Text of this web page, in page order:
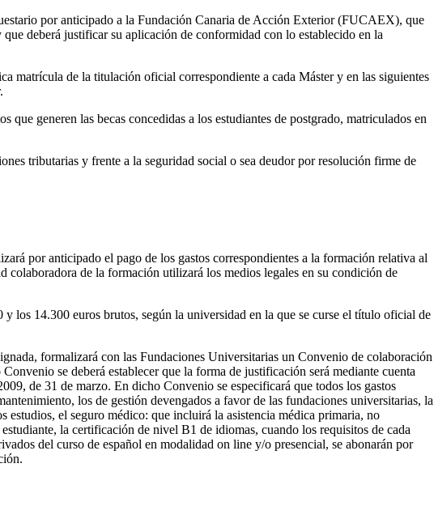
por anticipado a la Fundación Canaria de Acción Exterior (FUCAEX), que
deberá justificar su aplicación de conformidad con lo establecido en la
matrícula de la titulación oficial correspondiente a cada Máster y en las siguientes
generen las becas concedidas a los estudiantes de postgrado, matriculados en
tributarias y frente a la seguridad social o sea deudor por resolución firme de
por anticipado el pago de los gastos correspondientes a la formación relativa al
de la formación utilizará los medios legales en su condición de
los 14.300 euros brutos, según la universidad en la que se curse el título oficial de
formalizará con las Fundaciones Universitarias un Convenio de colaboración
se deberá establecer que la forma de justificación será mediante cuenta
de 31 de marzo. En dicho Convenio se especificará que todos los gastos
los de gestión devengados a favor de las fundaciones universitarias, la
estudios, el seguro médico: que incluirá la asistencia médica primaria, no
la certificación de nivel B1 de idiomas, cuando los requisitos de cada
del curso de español en modalidad on line y/o presencial, se abonarán por